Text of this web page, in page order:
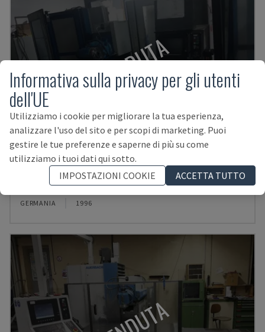
VENDUTA
AUERBACH - TRAPANO (METALLO)
GERMANIA 1996
Informativa sulla privacy per gli utenti
dell'UE
Utilizziamo i cookie per migliorare la tua esperienza,
analizzare l'uso del sito e per scopi di marketing. Puoi
gestire le tue preferenze e saperne di più su come
utilizziamo i tuoi dati qui sotto.
IMPOSTAZIONI COOKIE
ACCETTA TUTTO